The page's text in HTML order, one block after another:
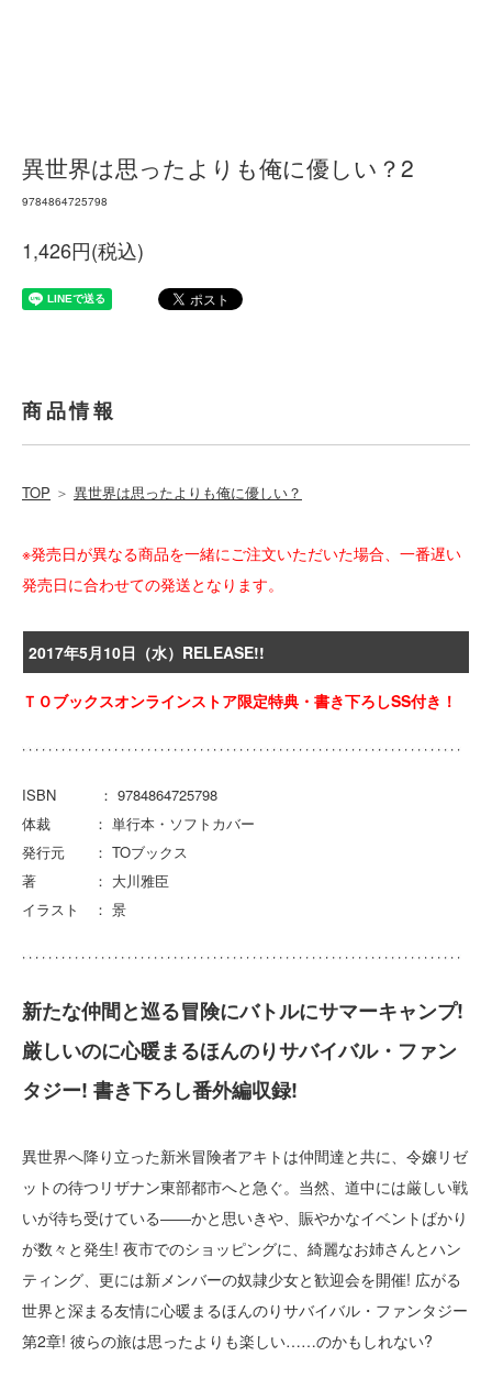
異世界は思ったよりも俺に優しい？2
9784864725798
1,426円(税込)
商品情報
TOP ＞ 異世界は思ったよりも俺に優しい？
※発売日が異なる商品を一緒にご注文いただいた場合、一番遅い
発売日に合わせての発送となります。
2017年5月10日（水）RELEASE!!
ＴＯブックスオンラインストア限定特典・書き下ろしSS付き！
ISBN ： 9784864725798
体裁 ： 単行本・ソフトカバー
発行元 ： TOブックス
著 ： 大川雅臣
イラスト ： 景
新たな仲間と巡る冒険にバトルにサマーキャンプ!
厳しいのに心暖まるほんのりサバイバル・ファン
タジー! 書き下ろし番外編収録!
異世界へ降り立った新米冒険者アキトは仲間達と共に、令嬢リゼ
ットの待つリザナン東部都市へと急ぐ。当然、道中には厳しい戦
いが待ち受けている――かと思いきや、賑やかなイベントばかり
が数々と発生! 夜市でのショッピングに、綺麗なお姉さんとハン
ティング、更には新メンバーの奴隷少女と歓迎会を開催! 広がる
世界と深まる友情に心暖まるほんのりサバイバル・ファンタジー
第2章! 彼らの旅は思ったよりも楽しい……のかもしれない?